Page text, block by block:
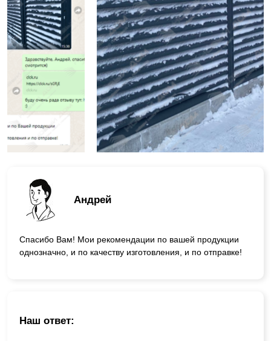
Андрей
Спасибо Вам! Мои рекомендации по вашей продукции
однозначно, и по качеству изготовления, и по отправке!
Наш ответ: